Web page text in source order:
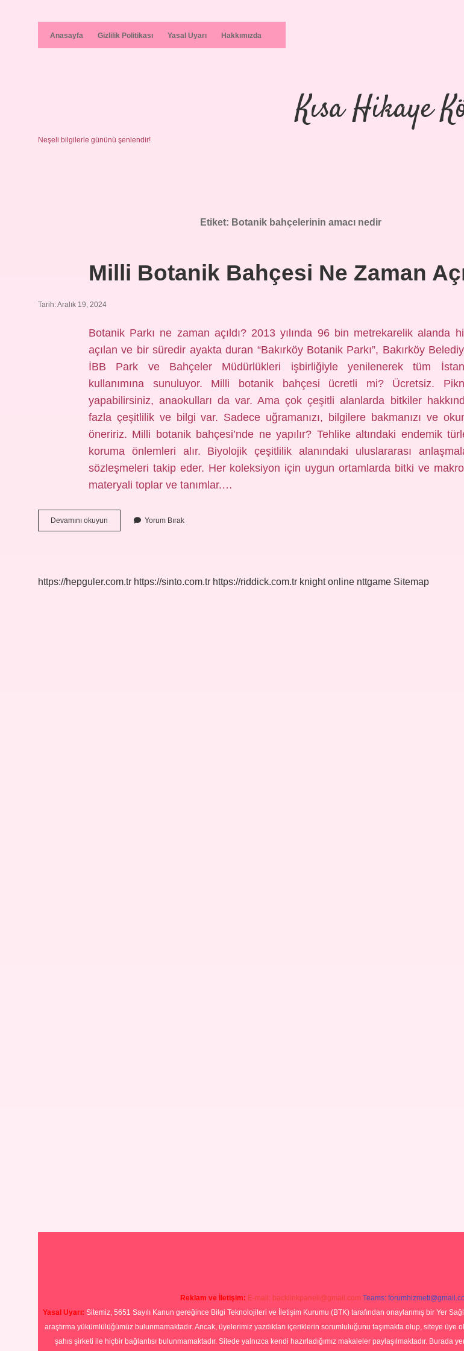
Anasayfa Gizlilik Politikası Yasal Uyarı Hakkımızda
Kısa Hikaye
Neşeli bilgilerle gününü şenlendir!
Etiket: Botanik bahçelerinin amacı nedir
Milli Botanik Bahçesi Ne Zaman
Tarih: Aralık 19, 2024
Botanik Parkı ne zaman açıldı? 2013 yılında 96 bin metrekarelik alanda
açılan ve bir süredir ayakta duran “Bakırköy Botanik Parkı”, Bakırköy
İBB Park ve Bahçeler Müdürlükleri işbirliğiyle yenilenerek tüm
kullanımına sunuluyor. Milli botanik bahçesi ücretli mi? Ücretsiz.
yapabilirsiniz, anaokulları da var. Ama çok çeşitli alanlarda bitkiler
fazla çeşitlilik ve bilgi var. Sadece uğramanızı, bilgilere bakmanızı ve
öneririz. Milli botanik bahçesi’nde ne yapılır? Tehlike altındaki endemik
koruma önlemleri alır. Biyolojik çeşitlilik alanındaki uluslararası
sözleşmeleri takip eder. Her koleksiyon için uygun ortamlarda bitki ve
materyali toplar ve tanımlar.…
Devamını okuyun
Botanik
Yorum Bırak
https://hepguler.com.tr https://sinto.com.tr https://riddick.com.tr knight online nttgame Sitemap
Reklam ve İletişim: E-mail: backlinkpaneli@gmail.com Teams:
Yasal Uyarı: Sitemiz, 5651 Sayılı Kanun gereğince Bilgi Teknolojileri ve İletişim Kurumu (BTK) tarafından onaylanmış bir Yer
araştırma yükümlülüğümüz bulunmamaktadır. Ancak, üyelerimiz yazdıkları içeriklerin sorumluluğunu taşımakta olup, siteye
şahıs şirketi ile hiçbir bağlantısı bulunmamaktadır. Sitede yalnızca kendi hazırladığımız makaleler paylaşılmaktadır.